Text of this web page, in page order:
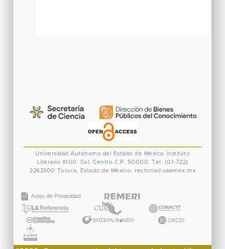
Universidad Autónoma del Estado de México
Instituto
Literario #100. Col. Centro C.P. 50000. Tel. (01-722)
2262300 Toluca, Estado de México. rectoria@uaemex.mx